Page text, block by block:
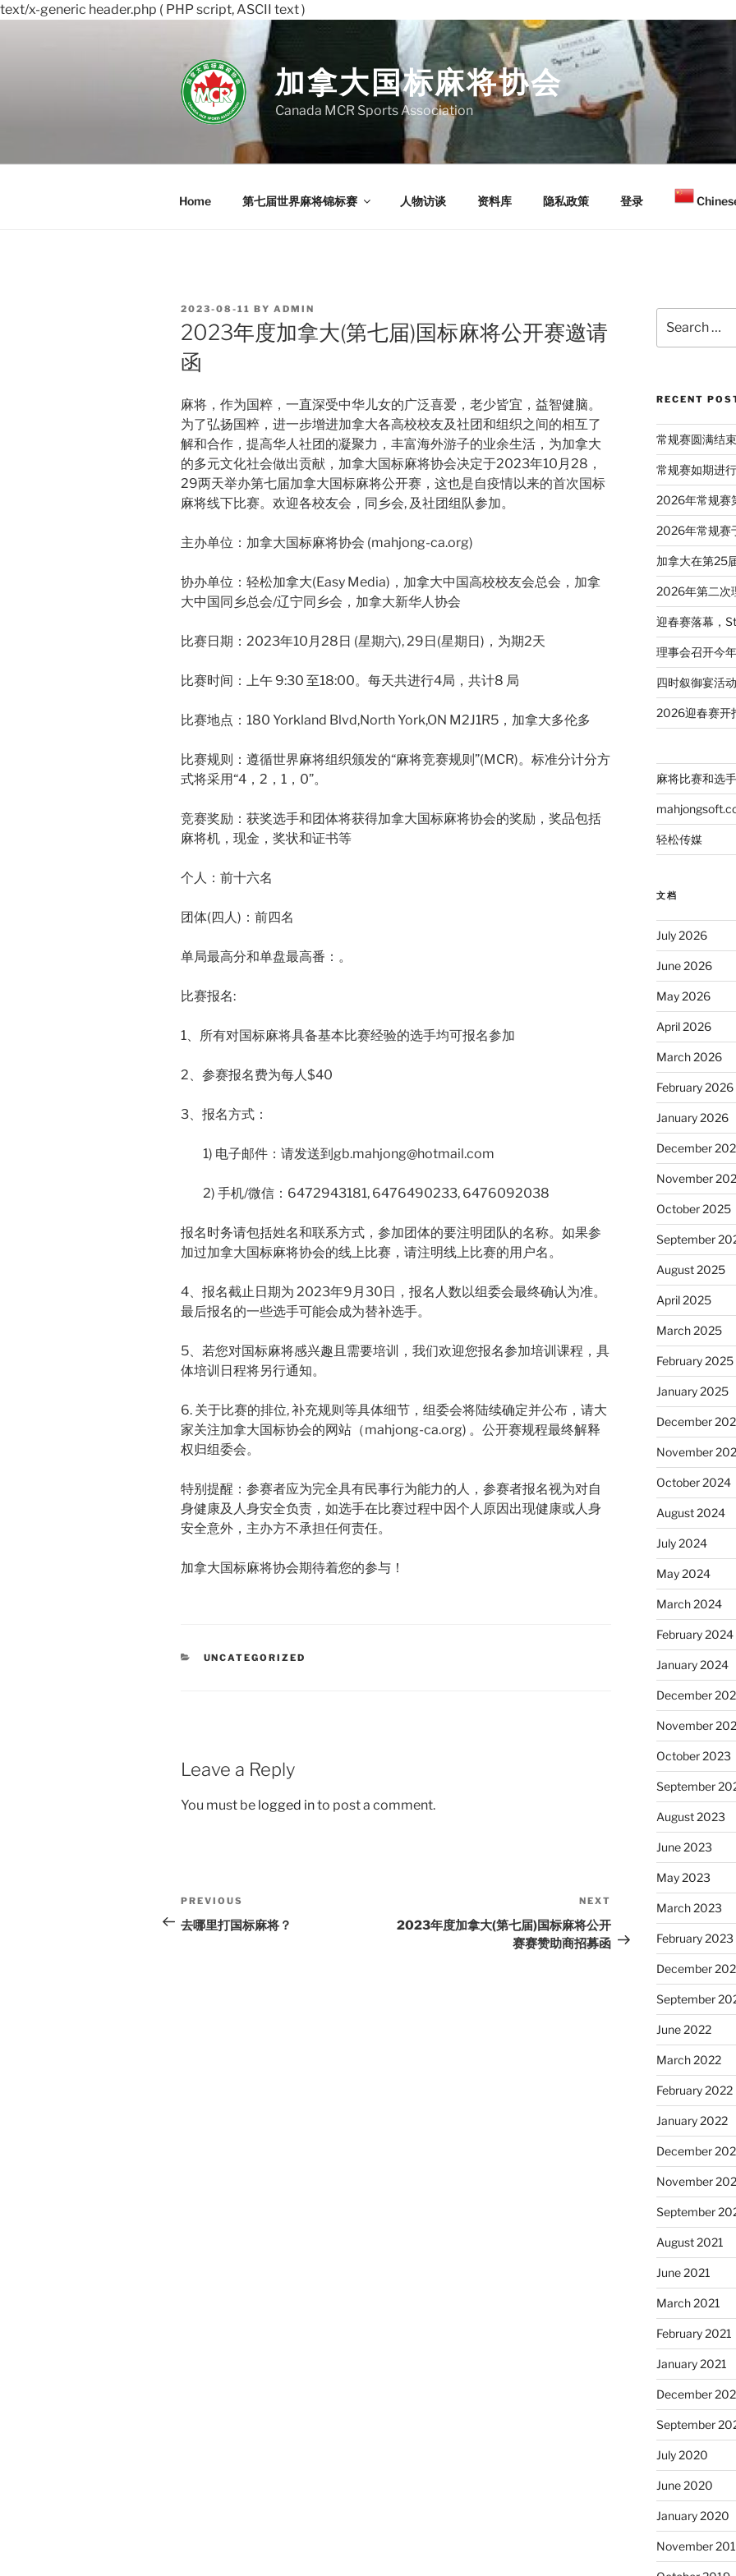
text/x-generic header.php ( PHP script, ASCII text )
加拿大国标麻将协会
Canada MCR Sports Association
Home 第七届世界麻将锦标赛 人物访谈 资料库 隐私政策 登录
POSTED
ON
2023-08-11 BY ADMIN
2023年度加拿大(第七届)国标麻将公开赛邀请
函
麻将，作为国粹，一直深受中华儿女的广泛喜爱，老少皆宜，益智健脑。
为了弘扬国粹，进一步增进加拿大各高校校友及社团和组织之间的相互了
解和合作，提高华人社团的凝聚力，丰富海外游子的业余生活，为加拿大
的多元文化社会做出贡献，加拿大国标麻将协会决定于2023年10月28，
29两天举办第七届加拿大国标麻将公开赛，这也是自疫情以来的首次国标
麻将线下比赛。欢迎各校友会，同乡会, 及社团组队参加。
主办单位：加拿大国标麻将协会 (mahjong-ca.org)
协办单位：轻松加拿大(Easy Media)，加拿大中国高校校友会总会，加拿
大中国同乡总会/辽宁同乡会，加拿大新华人协会
比赛日期：2023年10月28日 (星期六), 29日(星期日)，为期2天
比赛时间：上午 9:30 至18:00。每天共进行4局，共计8 局
比赛地点：180 Yorkland Blvd,North York,ON M2J1R5，加拿大多伦多
比赛规则：遵循世界麻将组织颁发的“麻将竞赛规则”(MCR)。标准分计分方
式将采用“4，2，1，0”。
竞赛奖励：获奖选手和团体将获得加拿大国标麻将协会的奖励，奖品包括
麻将机，现金，奖状和证书等
个人：前十六名
团体(四人)：前四名
单局最高分和单盘最高番：。
比赛报名:
1、所有对国标麻将具备基本比赛经验的选手均可报名参加
2、参赛报名费为每人$40
3、报名方式：
1) 电子邮件：请发送到gb.mahjong@hotmail.com
2) 手机/微信：6472943181, 6476490233, 6476092038
报名时务请包括姓名和联系方式，参加团体的要注明团队的名称。如果参
加过加拿大国标麻将协会的线上比赛，请注明线上比赛的用户名。
4、报名截止日期为 2023年9月30日，报名人数以组委会最终确认为准。
最后报名的一些选手可能会成为替补选手。
5、若您对国标麻将感兴趣且需要培训，我们欢迎您报名参加培训课程，具
体培训日程将另行通知。
6. 关于比赛的排位, 补充规则等具体细节，组委会将陆续确定并公布，请大
家关注加拿大国标协会的网站（mahjong-ca.org) 。公开赛规程最终解释
权归组委会。
特别提醒：参赛者应为完全具有民事行为能力的人，参赛者报名视为对自
身健康及人身安全负责，如选手在比赛过程中因个人原因出现健康或人身
安全意外，主办方不承担任何责任。
加拿大国标麻将协会期待着您的参与！
CATEGORIES
UNCATEGORIZED
Leave a Reply
You must be logged into post a comment.
Post
navigation
Previous
Post
PREVIOUS
去哪里打国标麻将？
Post
NEXT
2023年度加拿大(第七届)国标麻将公开
赛赛赞助商招募函
for:
RECENT
常规赛圆满结
常规赛如期进行
2026年常规赛
2026年常规赛
加拿大在第25
2026年第二次
迎春赛落幕，
理事会召开今
四时叙御宴活
2026迎春赛开
麻将比赛和选
轻松传媒
文档
July 2026
June 2026
May 2026
April 2026
March 2026
February 2026
January 2026
December
November
October 2025
September
August 2025
April 2025
March 2025
February 2025
January 2025
December
November
October 2024
August 2024
July 2024
May 2024
March 2024
February 2024
January 2024
December
November
October 2023
September
August 2023
June 2023
May 2023
March 2023
February 2023
December
September
June 2022
March 2022
February 2022
January 2022
December
November
September
August 2021
June 2021
March 2021
February 2021
January 2021
December
September
July 2020
June 2020
January 2020
November